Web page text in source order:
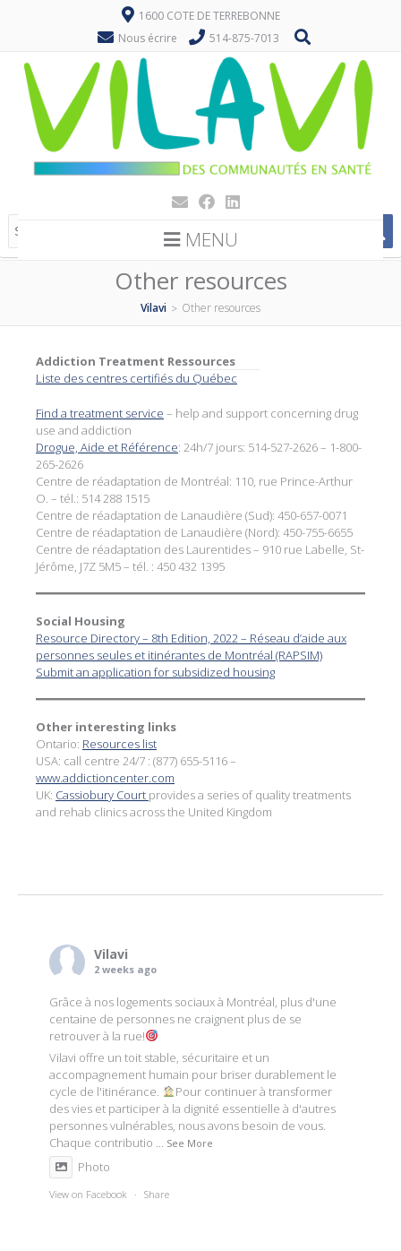
1600 COTE DE TERREBONNE
Nous écrire
514-875-7013
MENU
Other resources
Vilavi > Other resources
Addiction Treatment Ressources
Liste des centres certifiés du Québec
Find a treatment service – help and support concerning drug
use and addiction
Drogue, Aide et Référence: 24h/7 jours: 514-527-2626 – 1-800-
265-2626
Centre de réadaptation de Montréal: 110, rue Prince-Arthur
O. – tél.: 514 288 1515
Centre de réadaptation de Lanaudière (Sud): 450-657-0071
Centre de réadaptation de Lanaudière (Nord): 450-755-6655
Centre de réadaptation des Laurentides – 910 rue Labelle, St-
Jérôme, J7Z 5M5 – tél. : 450 432 1395
Social Housing
Resource Directory – 8th Edition, 2022 – Réseau d’aide aux
personnes seules et itinérantes de Montréal (RAPSIM)
Submit an application for subsidized housing
Other interesting links
Ontario: Resources list
USA: call centre 24/7 : (877) 655-5116 –
www.addictioncenter.com
UK: Cassiobury Court provides a series of quality treatments
and rehab clinics across the United Kingdom
Vilavi
2 weeks ago
Grâce à nos logements sociaux à Montréal, plus d'une
centaine de personnes ne craignent plus de se
retrouver à la rue!
Vilavi offre un toit stable, sécuritaire et un
accompagnement humain pour briser durablement le
cycle de l'itinérance.
Pour continuer à transformer
des vies et participer à la dignité essentielle à d'autres
personnes vulnérables, nous avons besoin de vous.
Chaque contributio ... See More
Photo
View on Facebook · Share